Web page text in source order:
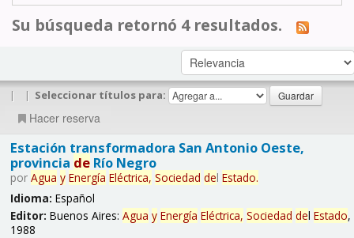
Su búsqueda retornó 4 resultados.
| | Seleccionar títulos para:
Hacer reserva
Estación transformadora San Antonio Oeste,
provincia deRío Negro
por Agua y Energía Eléctrica, Sociedad del Estado.
Idioma: Español
Editor: Buenos Aires: Agua y Energía Eléctrica, Sociedad del Estado,
1988